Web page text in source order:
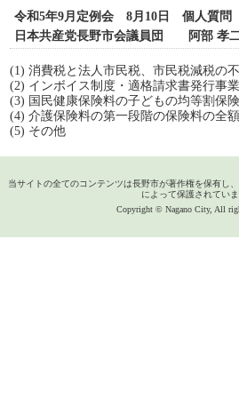
令和5年9月定例会 8月10日 個人質問
日本共産党長野市会議員団 阿部 孝
(1) 消費税と法人市民税、市民税減税の
(2) インボイス制度・適格請求書発行事
(3) 国民健康保険料の子どもの均等割保
(4) 介護保険料の第一段階の保険料の全
(5) その他
当サイトの全てのコンテンツは長野市が著作権を保有し
によって保護されていま
Copyright © Nagano City, All